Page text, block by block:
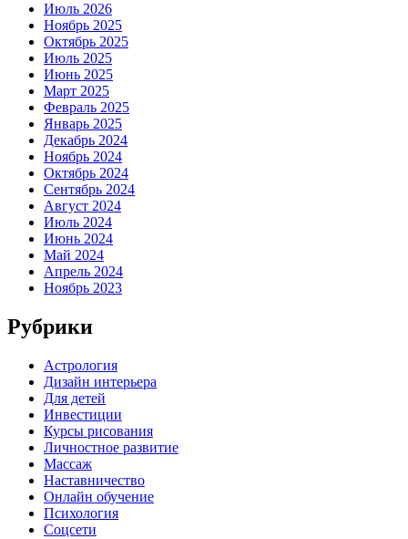
Июль 2026
Ноябрь 2025
Октябрь 2025
Июль 2025
Июнь 2025
Март 2025
Февраль 2025
Январь 2025
Декабрь 2024
Ноябрь 2024
Октябрь 2024
Сентябрь 2024
Август 2024
Июль 2024
Июнь 2024
Май 2024
Апрель 2024
Ноябрь 2023
Рубрики
Астрология
Дизайн интерьера
Для детей
Инвестиции
Курсы рисования
Личностное развитие
Массаж
Наставничество
Онлайн обучение
Психология
Соцсети